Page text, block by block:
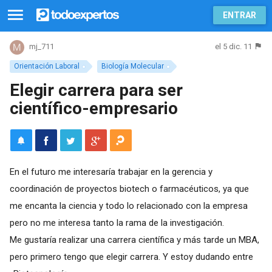
ENTRAR
Orientación Laboral Biología Molecular
mj_711 el 5 dic. 11
Elegir carrera para ser
científico-empresario
En el futuro me interesaría trabajar en la gerencia y
coordinación de proyectos biotech o farmacéuticos, ya que
me encanta la ciencia y todo lo relacionado con la empresa
pero no me interesa tanto la rama de la investigación.
Me gustaría realizar una carrera científica y más tarde un MBA,
pero primero tengo que elegir carrera. Y estoy dudando entre